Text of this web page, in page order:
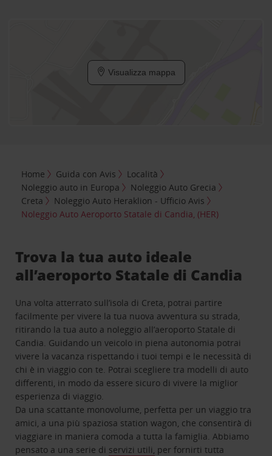
Visualizza mappa
Home Guida con Avis
Località
Noleggio auto in Europa
Noleggio Auto Grecia
Creta
Noleggio Auto Heraklion - Ufficio Avis
Noleggio Auto Aeroporto Statale di Candia, (HER)
Trova la tua auto ideale
all’aeroporto Statale di Candia
Una volta atterrato sull’isola di Creta, potrai partire
facilmente per vivere la tua nuova avventura su strada,
ritirando la tua auto a noleggio all’aeroporto Statale di
Candia. Guidando un veicolo in piena autonomia potrai
vivere la vacanza rispettando i tuoi tempi e le necessità di
chi è in viaggio con te. Potrai scegliere tra modelli di auto
differenti, in modo da essere sicuro di vivere la miglior
esperienza di viaggio.
Da una scattante monovolume, perfetta per un viaggio tra
amici, a una più spaziosa station wagon, che consentirà di
viaggiare in maniera comoda a tutta la famiglia. Abbiamo
pensato a una serie di servizi utili per fornirti tutta